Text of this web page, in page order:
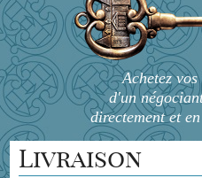
Achetez
d'un
directement et
Livraison